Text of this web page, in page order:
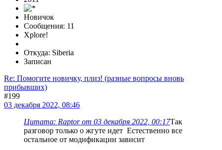
Новичок
Сообщения: 11
Xplore!
Откуда: Siberia
Записан
Re: Помогите новичку, плиз! (разные вопросы вновь
прибывших)
#199
03 декабря 2022, 08:46
Цитата: Raptor от 03 декабря 2022, 00:17Так
разговор только о жгуте идет Естественно все
остальное от модификации зависит